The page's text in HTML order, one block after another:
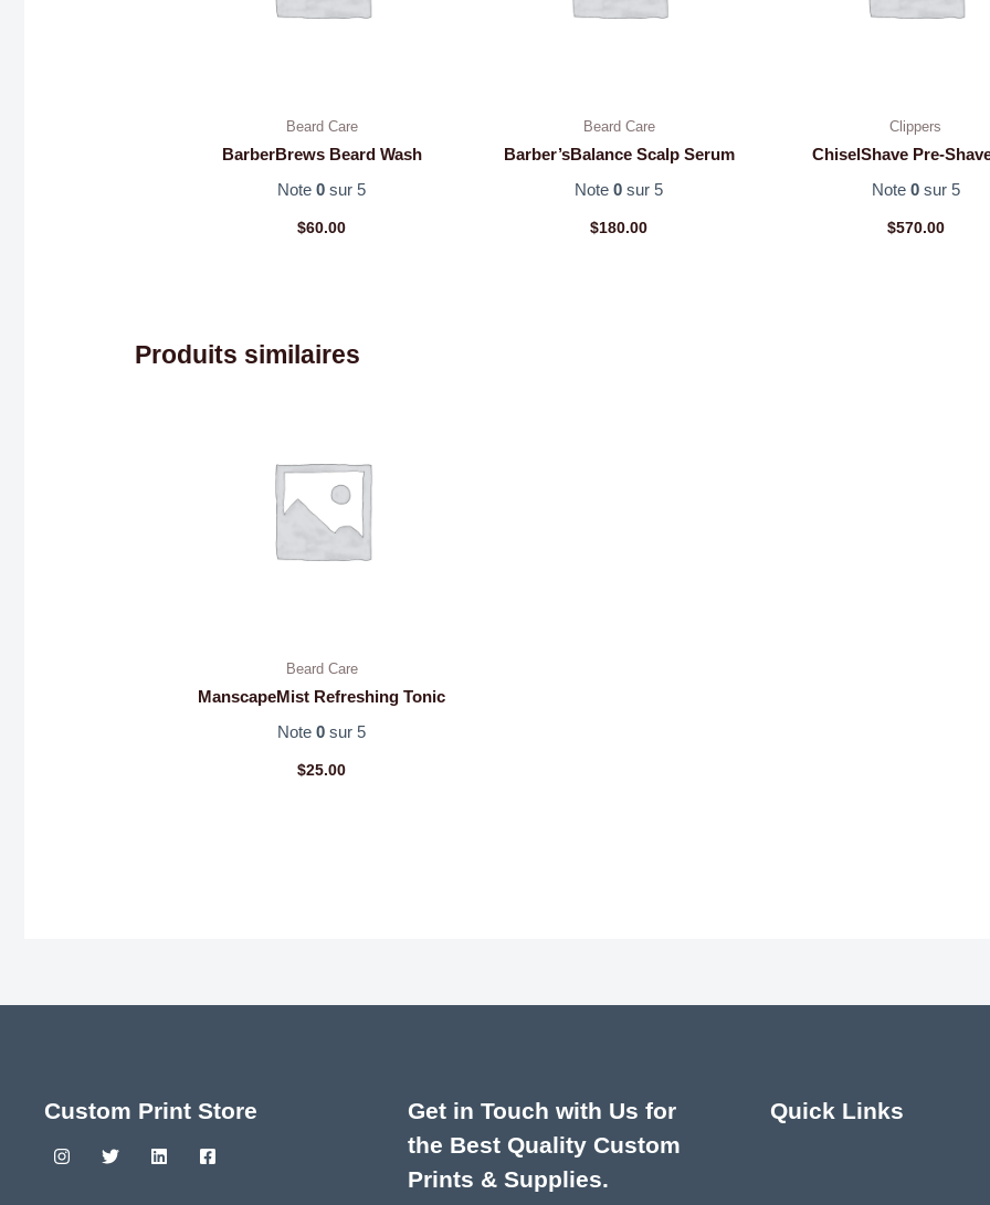
Beard Care
BarberBrews Beard Wash
Note0 sur 5
$60.00
Beard Care
Barber’sBalance Scalp Serum
Note0 sur 5
$180.00
Clippers
ChiselShave Pre-
Note 0sur 5
$570.00
Produits similaires
Beard Care
ManscapeMist Refreshing Tonic
Note0 sur 5
$25.00
Custom Print Store
Get in Touch with Us for
the Best Quality Custom
Prints & Supplies.
Quick Links